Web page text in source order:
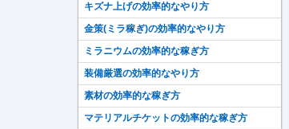
キズナ上げの効率的なやり方
金策(ミラ稼ぎ)の効率的なやり方
ミラニウムの効率的な稼ぎ方
装備厳選の効率的なやり方
素材の効率的な稼ぎ方
マテリアルチケットの効率的な稼ぎ方